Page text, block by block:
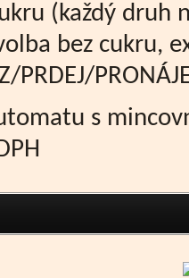
(každý druh
bez cukru,
PRDEJ/
s